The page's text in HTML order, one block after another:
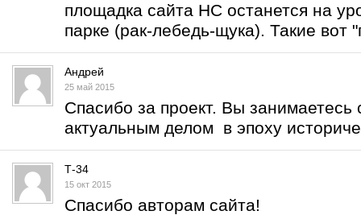
площадка сайта НС останется на
парке (рак-лебедь-щука). Такие вот
Андрей
25 май 2015
Спасибо за проект. Вы
актуальным делом в эпоху
Т-34
15 окт 2015
Спасибо авторам сайта!